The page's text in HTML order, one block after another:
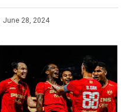
June 28, 2024